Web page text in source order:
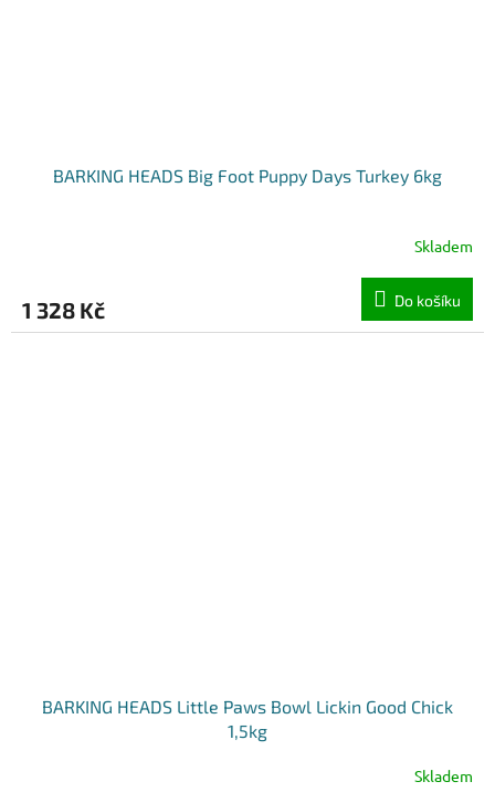
BARKING HEADS Big Foot Puppy Days Turkey 6kg
Skladem
1 328 Kč Do košíku
BARKING HEADS Little Paws Bowl Lickin Good Chick
1,5kg
Skladem